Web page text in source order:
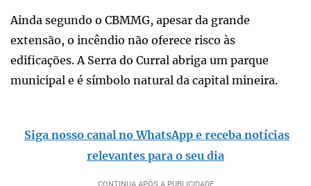
Ainda segundo o CBMMG, apesar da grande
extensão, o incêndio não oferece risco às
edificações. A Serra do Curral abriga um parque
municipal e é símbolo natural da capital mineira.
Siga nosso canal no WhatsApp e receba notícias
relevantes para o seu dia